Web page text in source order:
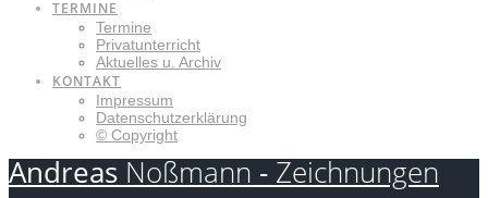
TERMINE
Termine
Privatunterricht
Aktuelles u. Archiv
KONTAKT
Impressum
Datenschutzerklärung
© Copyright
Andreas Noßmann - Zeichnungen